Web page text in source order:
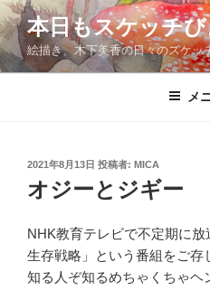
コ
ン
テ
ン
本日もスケッチ
絵描き、木下美香の日々のスケッ
メ
投
日:
2021年8月13日 投稿者: MICA
オジーとジギー
NHK教育テレビで不定期に
生存戦略」という番組をご存
知る人ぞ知るめちゃくちゃヘ